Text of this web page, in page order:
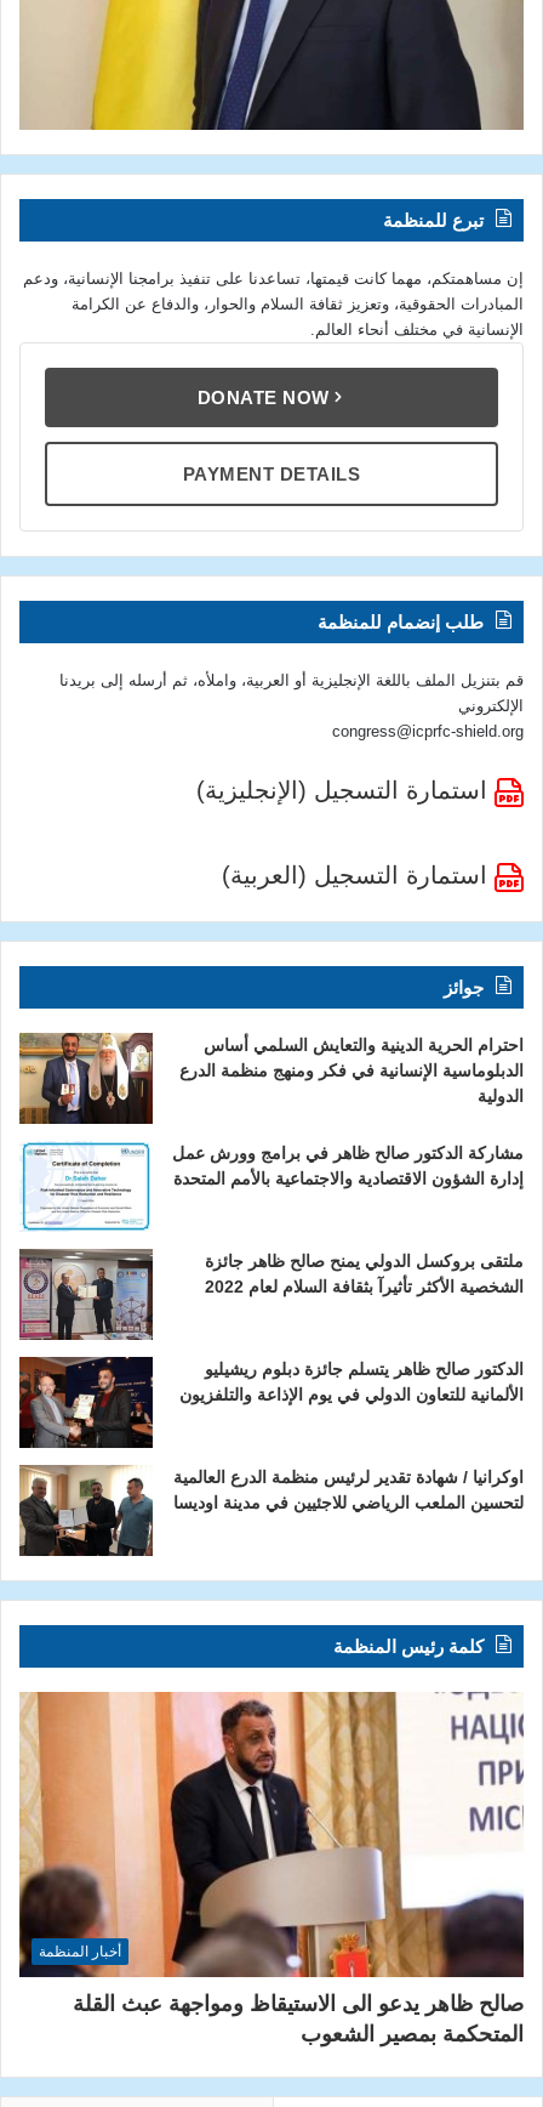
تبرع للمنظمة
إن مساهمتكم، مهما كانت قيمتها، تساعدنا على تنفيذ برامجنا الإنسانية، ودعم
المبادرات الحقوقية، وتعزيز ثقافة السلام والحوار، والدفاع عن الكرامة
الإنسانية في مختلف أنحاء العالم.
DONATE NOW
PAYMENT DETAILS
طلب إنضمام للمنظمة
قم بتنزيل الملف باللغة الإنجليزية أو العربية، واملأه، ثم أرسله إلى بريدنا
الإلكتروني
congress@icprfc-shield.org
استمارة التسجيل (الإنجليزية)
استمارة التسجيل (العربية)
جوائز
احترام الحرية الدينية والتعايش السلمي أساس
الدبلوماسية الإنسانية في فكر ومنهج منظمة الدرع
الدولية
مشاركة الدكتور صالح ظاهر في برامج وورش عمل
إدارة الشؤون الاقتصادية والاجتماعية بالأمم المتحدة
ملتقى بروكسل الدولي يمنح صالح ظاهر جائزة
الشخصية الأكثر تأثيرآ بثقافة السلام لعام 2022
الدكتور صالح ظاهر يتسلم جائزة دبلوم ريشيليو
الألمانية للتعاون الدولي في يوم الإذاعة والتلفزيون
اوكرانيا / شهادة تقدير لرئيس منظمة الدرع العالمية
لتحسين الملعب الرياضي للاجئيين في مدينة اوديسا
كلمة رئيس المنظمة
أخبار المنظمة
صالح ظاهر يدعو الى الاستيقاظ ومواجهة عبث القلة
المتحكمة بمصير الشعوب